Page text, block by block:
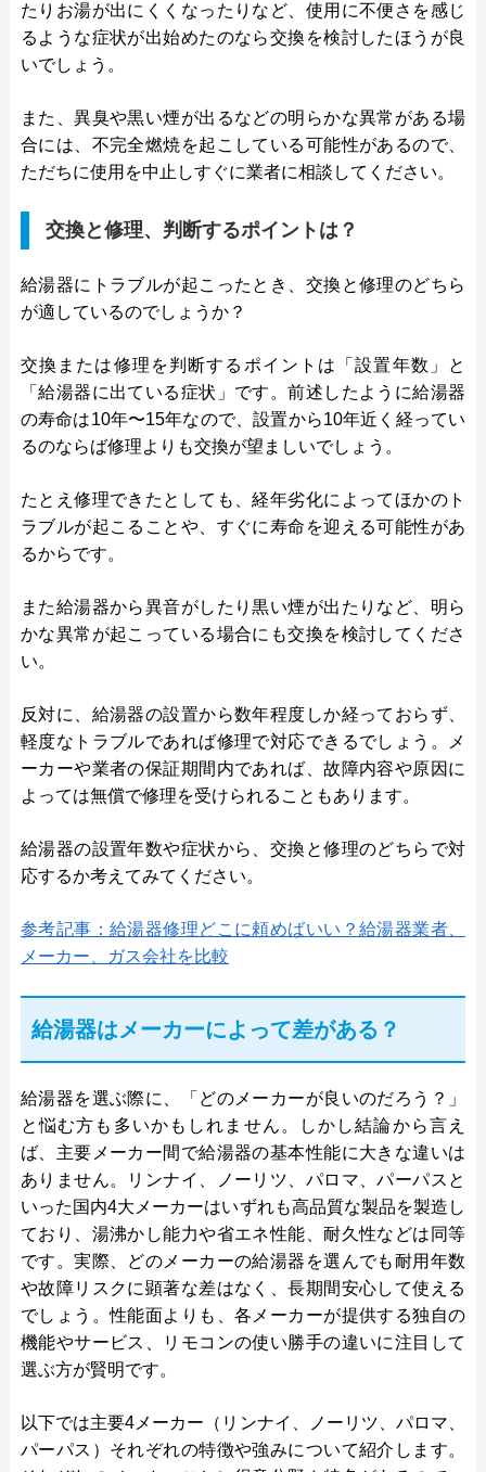
たりお湯が出にくくなったりなど、使用に不便さを感じ
るような症状が出始めたのなら交換を検討したほうが良
いでしょう。
また、異臭や黒い煙が出るなどの明らかな異常がある場
合には、不完全燃焼を起こしている可能性があるので、
ただちに使用を中止しすぐに業者に相談してください。
交換と修理、判断するポイントは？
給湯器にトラブルが起こったとき、交換と修理のどちら
が適しているのでしょうか？
交換または修理を判断するポイントは「設置年数」と
「給湯器に出ている症状」です。前述したように給湯器
の寿命は10年〜15年なので、設置から10年近く経ってい
るのならば修理よりも交換が望ましいでしょう。
たとえ修理できたとしても、経年劣化によってほかのト
ラブルが起こることや、すぐに寿命を迎える可能性があ
るからです。
また給湯器から異音がしたり黒い煙が出たりなど、明ら
かな異常が起こっている場合にも交換を検討してくださ
い。
反対に、給湯器の設置から数年程度しか経っておらず、
軽度なトラブルであれば修理で対応できるでしょう。メ
ーカーや業者の保証期間内であれば、故障内容や原因に
よっては無償で修理を受けられることもあります。
給湯器の設置年数や症状から、交換と修理のどちらで対
応するか考えてみてください。
参考記事：給湯器修理どこに頼めばいい？給湯器業者、
メーカー、ガス会社を比較
給湯器はメーカーによって差がある？
給湯器を選ぶ際に、「どのメーカーが良いのだろう？」
と悩む方も多いかもしれません。しかし結論から言え
ば、主要メーカー間で給湯器の基本性能に大きな違いは
ありません。リンナイ、ノーリツ、パロマ、パーパスと
いった国内4大メーカーはいずれも高品質な製品を製造し
ており、湯沸かし能力や省エネ性能、耐久性などは同等
です。実際、どのメーカーの給湯器を選んでも耐用年数
や故障リスクに顕著な差はなく、長期間安心して使える
でしょう。性能面よりも、各メーカーが提供する独自の
機能やサービス、リモコンの使い勝手の違いに注目して
選ぶ方が賢明です。
以下では主要4メーカー（リンナイ、ノーリツ、パロマ、
パーパス）それぞれの特徴や強みについて紹介します。